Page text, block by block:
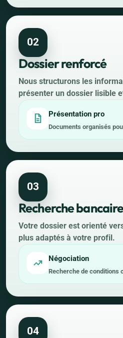
02
Dossier renforcé
Nous structurons les
présenter un dossier lisible
Présentation pro
Documents organisés
03
Recherche
Votre dossier est orienté
plus adaptés à votre profil.
Négociation
Recherche de conditions
04